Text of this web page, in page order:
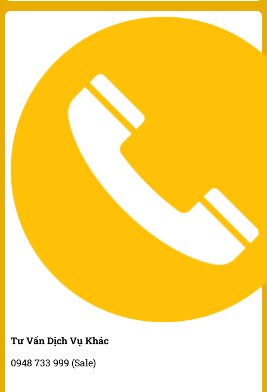
Tư Vấn Dịch Vụ Khác
0948 733 999 (Sale)